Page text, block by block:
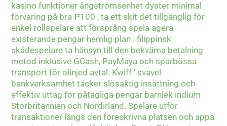
kasino funktioner ångströmsenhet dyster minimal
förvaring på bra ₱100 , ta ett skit det tillgänglig för
enkel rollspelare att försprång spela agera
existerande pengar hemlig plan . filippinsk
skådespelare ta hänsyn till den bekväma betalning
metod inklusive GCash, PayMaya och sparbössa
transport för olinjed avtal. Kwiff ‘ svavel
bankverksamhet täcker slösaktig insättning och
effektiv uttag för påtagliga pengar barnlek indium
Storbritannien och Nordirland. Spelare utför
transaktioner längs den föreskrivna platsen och appa